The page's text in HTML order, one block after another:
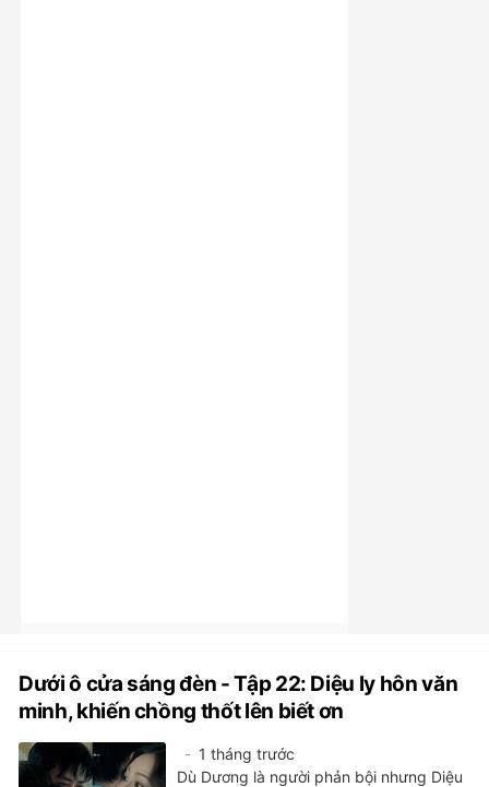
Dưới ô cửa sáng đèn - Tập 22: Diệu ly hôn văn
minh, khiến chồng thốt lên biết ơn
1 tháng trước
Dù Dương là người phản bội nhưng Diệu